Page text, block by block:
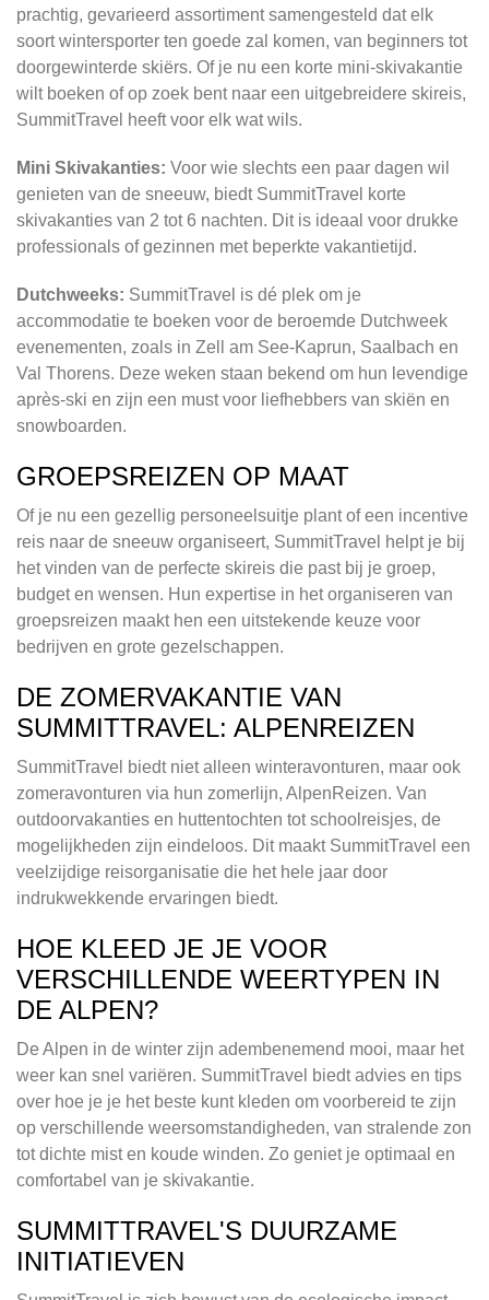
prachtig, gevarieerd assortiment samengesteld dat elk
soort wintersporter ten goede zal komen, van beginners tot
doorgewinterde skiërs. Of je nu een korte mini-skivakantie
wilt boeken of op zoek bent naar een uitgebreidere skireis,
SummitTravel heeft voor elk wat wils.
Mini Skivakanties: Voor wie slechts een paar dagen wil
genieten van de sneeuw, biedt SummitTravel korte
skivakanties van 2 tot 6 nachten. Dit is ideaal voor drukke
professionals of gezinnen met beperkte vakantietijd.
Dutchweeks: SummitTravel is dé plek om je
accommodatie te boeken voor de beroemde Dutchweek
evenementen, zoals in Zell am See-Kaprun, Saalbach en
Val Thorens. Deze weken staan bekend om hun levendige
après-ski en zijn een must voor liefhebbers van skiën en
snowboarden.
GROEPSREIZEN OP MAAT
Of je nu een gezellig personeelsuitje plant of een incentive
reis naar de sneeuw organiseert, SummitTravel helpt je bij
het vinden van de perfecte skireis die past bij je groep,
budget en wensen. Hun expertise in het organiseren van
groepsreizen maakt hen een uitstekende keuze voor
bedrijven en grote gezelschappen.
DE ZOMERVAKANTIE VAN
SUMMITTRAVEL: ALPENREIZEN
SummitTravel biedt niet alleen winteravonturen, maar ook
zomeravonturen via hun zomerlijn, AlpenReizen. Van
outdoorvakanties en huttentochten tot schoolreisjes, de
mogelijkheden zijn eindeloos. Dit maakt SummitTravel een
veelzijdige reisorganisatie die het hele jaar door
indrukwekkende ervaringen biedt.
HOE KLEED JE JE VOOR
VERSCHILLENDE WEERTYPEN IN
DE ALPEN?
De Alpen in de winter zijn adembenemend mooi, maar het
weer kan snel variëren. SummitTravel biedt advies en tips
over hoe je je het beste kunt kleden om voorbereid te zijn
op verschillende weersomstandigheden, van stralende zon
tot dichte mist en koude winden. Zo geniet je optimaal en
comfortabel van je skivakantie.
SUMMITTRAVEL'S DUURZAME
INITIATIEVEN